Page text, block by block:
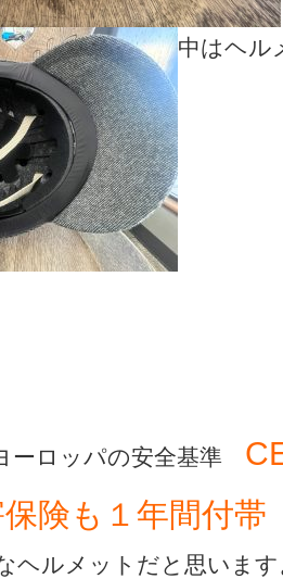
中はヘル
ーロッパの安全基準
険も１年間付帯
ヘルメットだと思いま